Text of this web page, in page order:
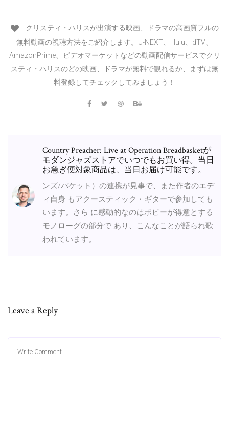
クリスティ・ハリスが出演する映画、ドラマの高画質フルの
無料動画の視聴方法をご紹介します。U-NEXT、Hulu、dTV、
AmazonPrime、ビデオマーケットなどの動画配信サービスでクリ
スティ・ハリスのどの映画、ドラマが無料で観れるか、まずは無
料登録してチェックしてみましょう！
Country Preacher: Live at Operation Breadbasketが
モダンジャズストアでいつでもお買い得。当日
お急ぎ便対象商品は、当日お届け可能です。
ンズ/バケット）の連携が見事で、また作者のエデ
ィ自身 もアクースティック・ギターで参加しても
います。さら に感動的なのはボビーが得意とする
モノローグの部分で あり、こんなことが語られ歌
われています。
Leave a Reply